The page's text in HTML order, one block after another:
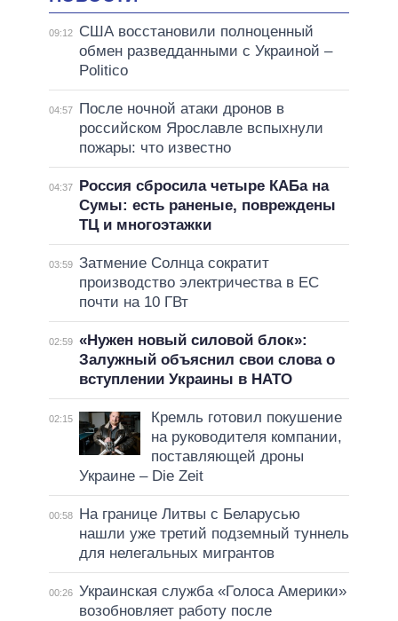
09:12
США восстановили полноценный
обмен разведданными с Украиной –
Politico
04:57
После ночной атаки дронов в
российском Ярославле вспыхнули
пожары: что известно
04:37
Россия сбросила четыре КАБа на
Сумы: есть раненые, повреждены
ТЦ и многоэтажки
03:59 Затмение Солнца сократит
производство электричества в ЕС
почти на 10 ГВт
02:59 «Нужен новый силовой блок»:
Залужный объяснил свои слова о
вступлении Украины в НАТО
02:15
Кремль готовил покушение
на руководителя компании,
поставляющей дроны
Украине – Die Zeit
00:58
На границе Литвы с Беларусью
нашли уже третий подземный туннель
для нелегальных мигрантов
00:26 Украинская служба «Голоса Америки»
возобновляет работу после